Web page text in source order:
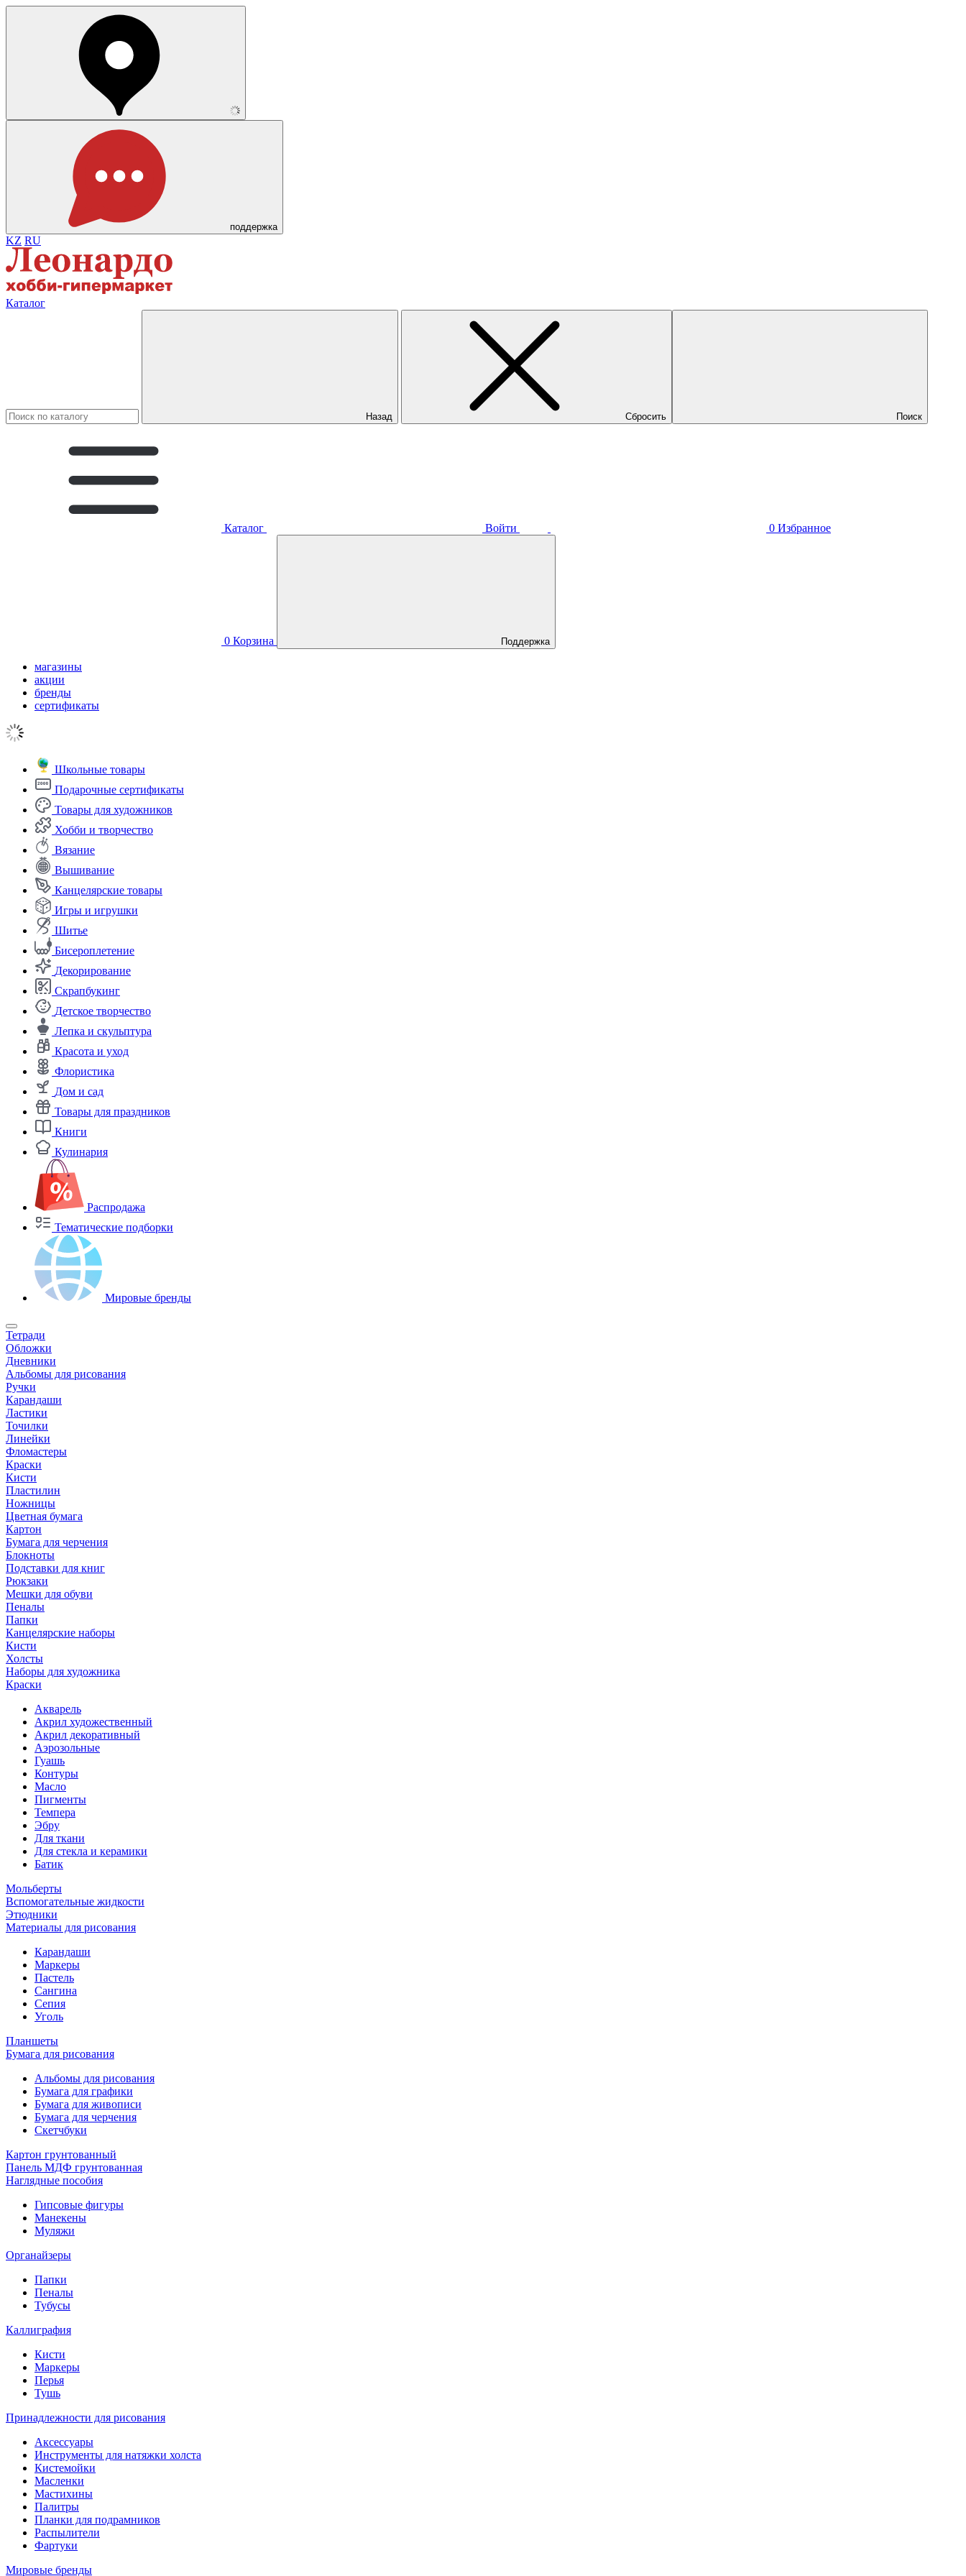
поддержка
KZ RU
Каталог
Назад Сбросить Поиск
Каталог Войти 0 Избранное
0 Корзина Поддержка
магазины
акции
бренды
сертификаты
Школьные товары
Подарочные сертификаты
Товары для художников
Хобби и творчество
Вязание
Вышивание
Канцелярские товары
Игры и игрушки
Шитье
Бисероплетение
Декорирование
Скрапбукинг
Детское творчество
Лепка и скульптура
Красота и уход
Флористика
Дом и сад
Товары для праздников
Книги
Кулинария
Распродажа
Тематические подборки
Мировые бренды
Тетради
Обложки
Дневники
Альбомы для рисования
Ручки
Карандаши
Ластики
Точилки
Линейки
Фломастеры
Краски
Кисти
Пластилин
Ножницы
Цветная бумага
Картон
Бумага для черчения
Блокноты
Подставки для книг
Рюкзаки
Мешки для обуви
Пеналы
Папки
Канцелярские наборы
Кисти
Холсты
Наборы для художника
Краски
Акварель
Акрил художественный
Акрил декоративный
Аэрозольные
Гуашь
Контуры
Масло
Пигменты
Темпера
Эбру
Для ткани
Для стекла и керамики
Батик
Мольберты
Вспомогательные жидкости
Этюдники
Материалы для рисования
Карандаши
Маркеры
Пастель
Сангина
Сепия
Уголь
Планшеты
Бумага для рисования
Альбомы для рисования
Бумага для графики
Бумага для живописи
Бумага для черчения
Скетчбуки
Картон грунтованный
Панель МДФ грунтованная
Наглядные пособия
Гипсовые фигуры
Манекены
Муляжи
Органайзеры
Папки
Пеналы
Тубусы
Каллиграфия
Кисти
Маркеры
Перья
Тушь
Принадлежности для рисования
Аксессуары
Инструменты для натяжки холста
Кистемойки
Масленки
Мастихины
Палитры
Планки для подрамников
Распылители
Фартуки
Мировые бренды